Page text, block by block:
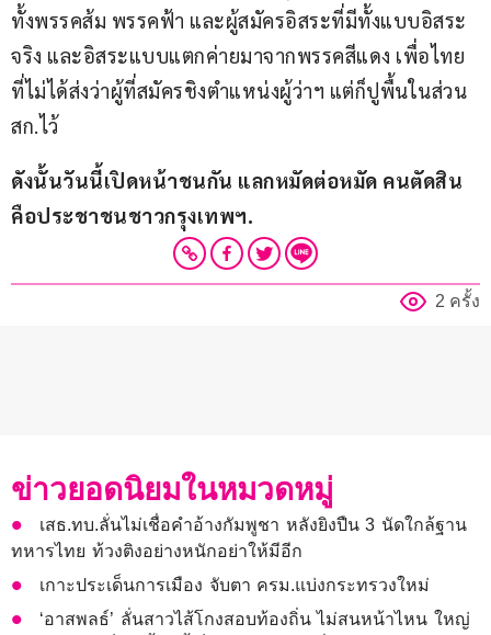
ทั้งพรรคส้ม พรรคฟ้า และผู้สมัครอิสระที่มีทั้งแบบอิสระ
จริง และอิสระแบบแตกค่ายมาจากพรรคสีแดง เพื่อไทย
ที่ไม่ได้ส่งว่าผู้ที่สมัครชิงตำแหน่งผู้ว่าฯ แต่ก็ปูพื้นในส่วน
สก.ไว้
ดังนั้นวันนี้เปิดหน้าชนกัน แลกหมัดต่อหมัด คนตัดสิน
คือประชาชนชาวกรุงเทพฯ.
2 ครั้ง
ข่าวยอดนิยมในหมวดหมู่
เสธ.ทบ.ลั่นไม่เชื่อคำอ้างกัมพูชา หลังยิงปืน 3 นัดใกล้ฐาน
ทหารไทย ท้วงติงอย่างหนักอย่าให้มีอีก
เกาะประเด็นการเมือง จับตา ครม.แบ่งกระทรวงใหม่
‘อาสพลธ์’ ลั่นสาวไส้โกงสอบท้องถิ่น ไม่สนหน้าไหน ใหญ่